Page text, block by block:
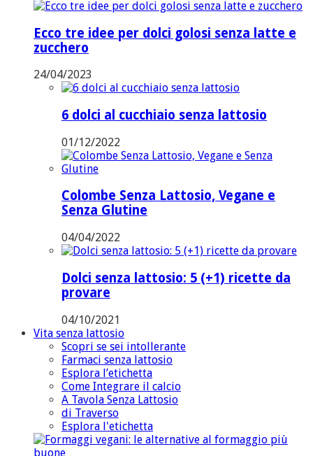
Ecco tre idee per dolci golosi senza latte e
zucchero
24/04/2023
6 dolci al cucchiaio senza lattosio
01/12/2022
Colombe Senza Lattosio, Vegane e
Senza Glutine
04/04/2022
Dolci senza lattosio: 5 (+1) ricette da
provare
04/10/2021
Vita senza lattosio
Scopri se sei intollerante
Farmaci senza lattosio
Esplora l’etichetta
Come Integrare il calcio
A Tavola Senza Lattosio
di Traverso
Esplora l'etichetta